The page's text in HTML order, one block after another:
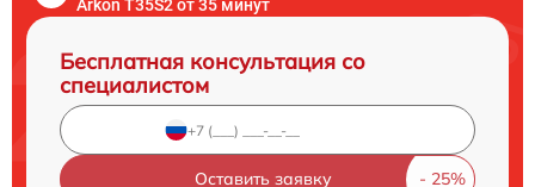
Arkon T35S2 от 35 минут
Бесплатная консультация со
специалистом
Оставить заявку